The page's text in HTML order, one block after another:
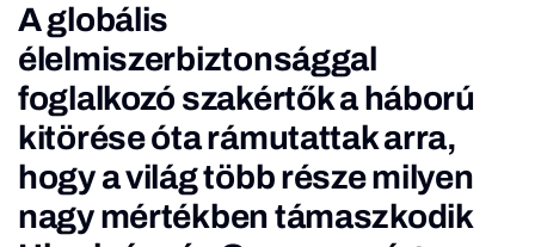
A globális
élelmiszerbiztonsággal
foglalkozó szakértők a háború
kitörése óta rámutattak arra,
hogy a világ több része milyen
nagy mértékben támaszkodik